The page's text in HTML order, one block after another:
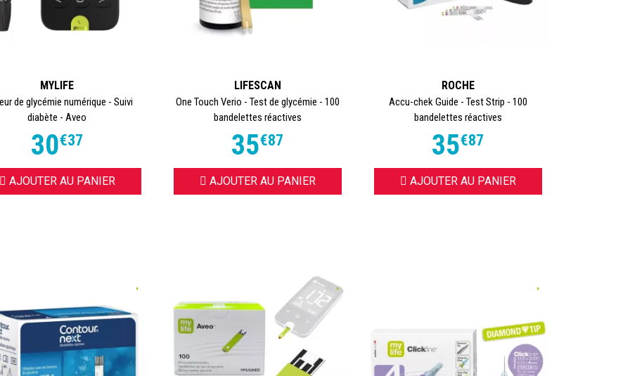
MYLIFE
de glycémie numérique - Suivi
diabète - Aveo
30€37
AJOUTER AU PANIER
LIFESCAN
One Touch Verio - Test de glycémie - 100
bandelettes réactives
35€87
AJOUTER AU PANIER
ROCHE
Accu-chek Guide - Test Strip - 100
bandelettes réactives
35€87
AJOUTER AU PANIER